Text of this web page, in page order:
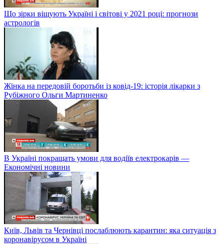
Що зірки віщують Україні і світові у 2021 році: прогнози
астрологів
Жінка на передовій боротьби із ковід-19: історія лікарки з
Рубіжного Ольги Мартиненко
В Україні покращать умови для водіїв електрокарів —
Економічні новини
Київ, Львів та Чернівці послаблюють карантин: яка ситуація з
коронавірусом в Україні